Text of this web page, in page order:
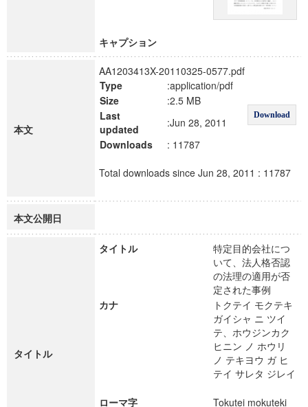
キャプション
本文
AA1203413X-20110325-0577.pdf
Type
:application/pdf
Download
Size
:2.5 MB
Last
updated
:Jun 28, 2011
Downloads
: 11787
Total downloads since Jun 28, 2011 : 11787
本文公開日
タイトル
タイトル
特定目的会社につ
いて、法人格否認
の法理の適用が否
定された事例
カナ
トクテイ モクテキ
ガイシャ ニ ツイ
テ、ホウジンカク
ヒニン ノ ホウリ
ノ テキヨウ ガ ヒ
テイ サレタ ジレイ
ローマ字
Tokutei mokuteki